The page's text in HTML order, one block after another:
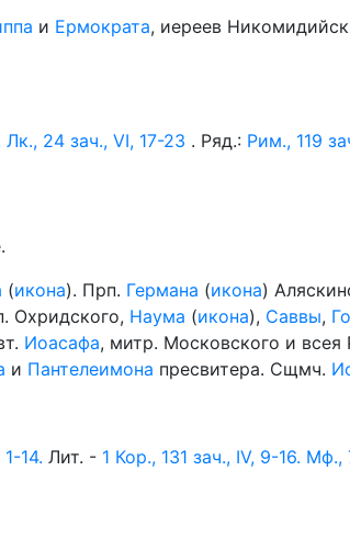
и Ермократа, иереев
Лк., 24 зач., VI, 17-23 . Ряд.: Рим., 119
(икона). Прп. Германа (икона)
Охридского, Наума (икона), Саввы,
Иоасафа, митр. Московского и всея
и Пантелеимона пресвитера. Сщмч.
14. Лит. - 1 Кор., 131 зач., IV, 9-16. Мф.,